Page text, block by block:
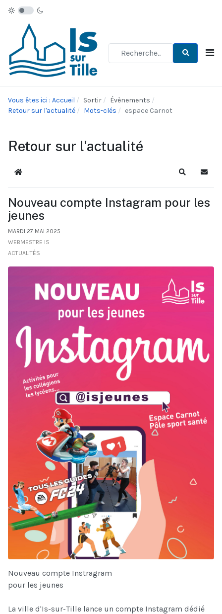
Vous êtes ici : Accueil Sortir
Évènements
Retour sur l'actualité
Mots-clés espace Carnot
Retour sur l'actualité
Accueil Recherche
Nouveau compte Instagram pour les
jeunes
MARDI 27 MAI 2025
WEBMESTRE IS
ACTUALITÉS
Nouveau compte Instragram
pour les jeunes
L a ville d'Is-sur-Tille lance un compte Instagram dédié